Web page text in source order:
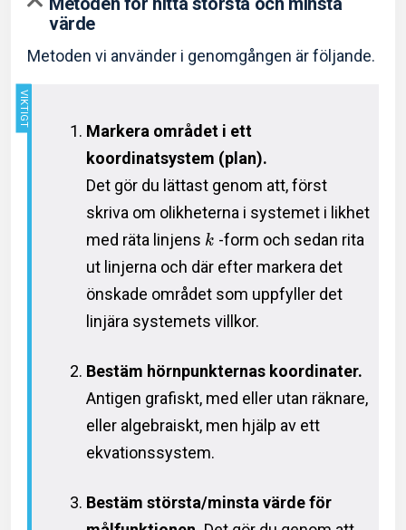
värde
Metoden vi använder i genomgången är följande.
Markera området i ett
koordinatsystem (plan).
Det gör du lättast genom att, först
skriva om olikheterna i systemet i likhet
med räta linjens k -form och sedan rita
ut linjerna och där efter markera det
önskade området som uppfyller det
linjära systemets villkor.
Bestäm hörnpunkternas koordinater.
Antigen grafiskt, med eller utan räknare,
eller algebraiskt, men hjälp av ett
ekvationssystem.
Bestäm största/minsta värde för